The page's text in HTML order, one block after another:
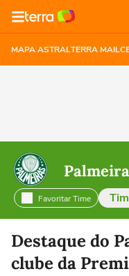
MAPA ASTRALTERRA MAIL
Favoritar Time
Selecione o time para
Destaque do
clube da